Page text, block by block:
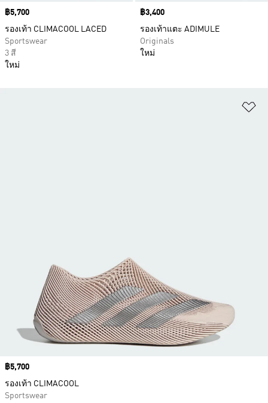
Price
฿5,700
รองเท้า CLIMACOOL LACED
Sportswear
3 สี
ใหม่
Price
฿3,400
รองเท้าแตะ ADIMULE
Originals
ใหม่
Price
฿5,700
รองเท้า CLIMACOOL
Sportswear